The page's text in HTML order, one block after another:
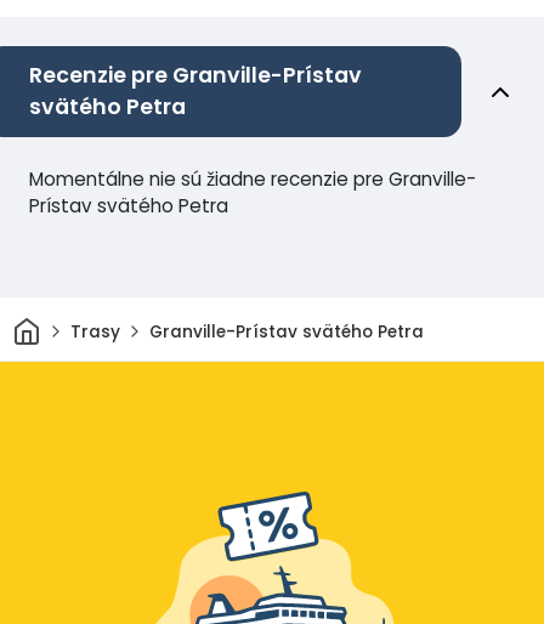
Recenzie pre Granville-Prístav
svätého Petra
Momentálne nie sú žiadne recenzie pre Granville-
Prístav svätého Petra
Domov
Trasy Granville-Prístav svätého Petra